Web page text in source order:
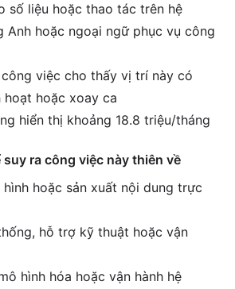
số liệu hoặc thao tác trên hệ
Anh hoặc ngoại ngữ phục vụ công
việc cho thấy vị trí này có
hoạt hoặc xoay ca
hiển thị khoảng 18.8 triệu/tháng
ra công việc này thiên về
hoặc sản xuất nội dung trực
hỗ trợ kỹ thuật hoặc vận
hình hóa hoặc vận hành hệ